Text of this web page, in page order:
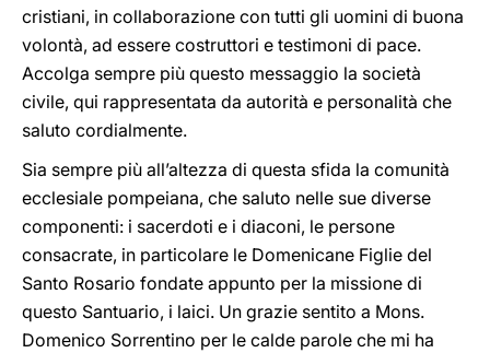
cristiani, in collaborazione con tutti gli uomini di buona
volontà, ad essere costruttori e testimoni di pace.
Accolga sempre più questo messaggio la società
civile, qui rappresentata da autorità e personalità che
saluto cordialmente.
Sia sempre più all’altezza di questa sfida la comunità
ecclesiale pompeiana, che saluto nelle sue diverse
componenti: i sacerdoti e i diaconi, le persone
consacrate, in particolare le Domenicane Figlie del
Santo Rosario fondate appunto per la missione di
questo Santuario, i laici. Un grazie sentito a Mons.
Domenico Sorrentino per le calde parole che mi ha